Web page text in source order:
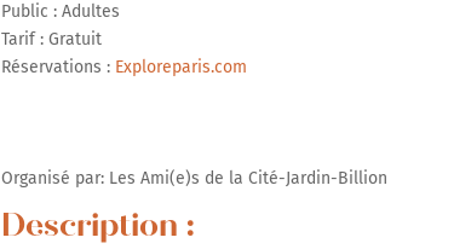
Public : Adultes
Tarif : Gratuit
Réservations : Exploreparis.com
Organisé par: Les Ami(e)s de la Cité-Jardin-Billion
Description :